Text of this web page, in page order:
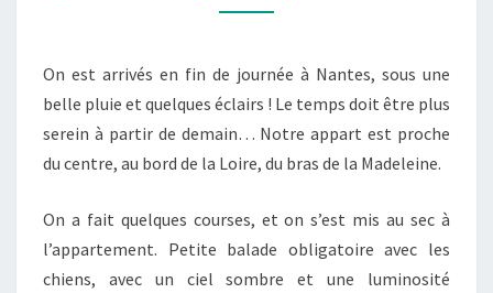
UN
CIEL
BRETON
On est arrivés en fin de journée à Nantes, sous une
belle pluie et quelques éclairs ! Le temps doit être plus
serein à partir de demain… Notre appart est proche
du centre, au bord de la Loire, du bras de la Madeleine.
On a fait quelques courses, et on s’est mis au sec à
l’appartement. Petite balade obligatoire avec les
chiens, avec un ciel sombre et une luminosité